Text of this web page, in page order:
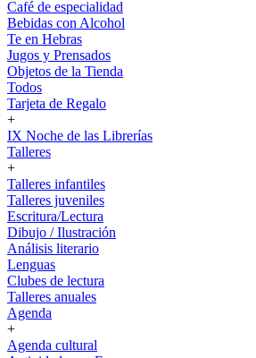
Café de especialidad
Bebidas con Alcohol
Te en Hebras
Jugos y Prensados
Objetos de la Tienda
Todos
Tarjeta de Regalo
+
IX Noche de las Librerías
Talleres
+
Talleres infantiles
Talleres juveniles
Escritura/Lectura
Dibujo / Ilustración
Análisis literario
Lenguas
Clubes de lectura
Talleres anuales
Agenda
+
Agenda cultural